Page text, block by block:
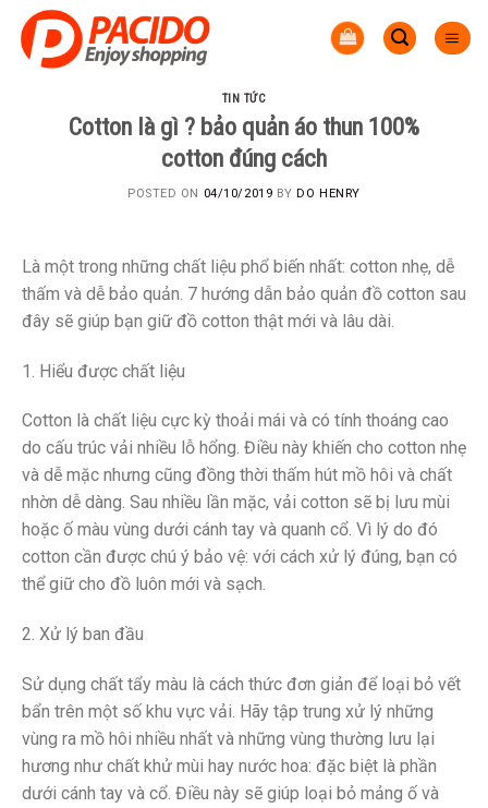
Skip
content
TIN TỨC
Cotton là gì ? bảo quản áo thun 100%
cotton đúng cách
POSTED ON 04/10/2019 BYDO HENRY
Là một trong những chất liệu phổ biến nhất: cotton nhẹ, dễ
thấm và dễ bảo quản. 7 hướng dẫn bảo quản đồ cotton sau
đây sẽ giúp bạn giữ đồ cotton thật mới và lâu dài.
1. Hiểu được chất liệu
Cotton là chất liệu cực kỳ thoải mái và có tính thoáng cao
do cấu trúc vải nhiều lỗ hổng. Điều này khiến cho cotton nhẹ
và dễ mặc nhưng cũng đồng thời thấm hút mồ hôi và chất
nhờn dễ dàng. Sau nhiều lần mặc, vải cotton sẽ bị lưu mùi
hoặc ố màu vùng dưới cánh tay và quanh cổ. Vì lý do đó
cotton cần được chú ý bảo vệ: với cách xử lý đúng, bạn có
thể giữ cho đồ luôn mới và sạch.
2. Xử lý ban đầu
Sử dụng chất tẩy màu là cách thức đơn giản để loại bỏ vết
bẩn trên một số khu vực vải. Hãy tập trung xử lý những
vùng ra mồ hôi nhiều nhất và những vùng thường lưu lại
hương như chất khử mùi hay nước hoa: đặc biệt là phần
dưới cánh tay và cổ. Điều này sẽ giúp loại bỏ mảng ố và